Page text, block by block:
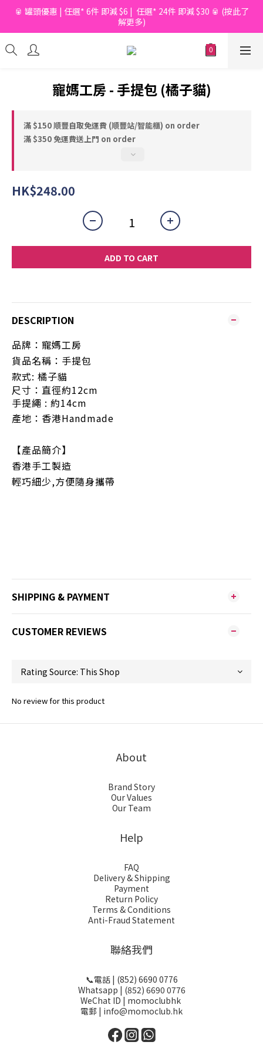
📦滿$150起免香港運費*  |  📦 滿$600起免澳門運費*
🥫 罐頭優惠 | 任選* 6件 即減 $6 |  任選* 24件 即減 $30 🥫 (按此了
解更多)
📦滿$150起免香港運費*  |  📦 滿$600起免澳門運費*
寵媽工房 - 手提包 (橘子貓)
滿 $150 順豐自取免運費 (順豐站/智能櫃) on order
滿 $350 免運費送上門 on order
HK$248.00
ADD TO CART
DESCRIPTION
品牌：寵媽工房
貨品名稱： 手提包
款式: 橘子貓
尺寸：直徑約12cm
手提繩 : 約14cm
產地：香港Handmade
【產品簡介】
香港手工製造
輕巧細少,方便隨身攜帶
SHIPPING & PAYMENT
CUSTOMER REVIEWS
No review for this product
About
Brand Story
Our Values
Our Team
Help
FAQ
Delivery & Shipping
Payment
Return Policy
Terms & Conditions
Anti-Fraud Statement
聯絡我們
📞電話 | (852) 6690 0776
Whatsapp | (852) 6690 0776
WeChat ID | momoclubhk
電郵 | info@momoclub.hk